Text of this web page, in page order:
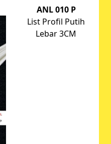
ANL 010 P
List Profil Putih
Lebar 3CM